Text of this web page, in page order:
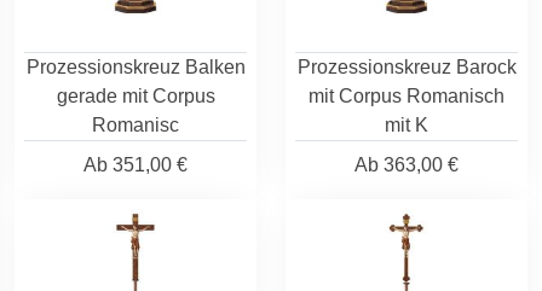
Prozessionskreuz Balken
gerade mit Corpus
Romanisc
Ab 351,00 €
Prozessionskreuz Barock
mit Corpus Romanisch
mit K
Ab 363,00 €